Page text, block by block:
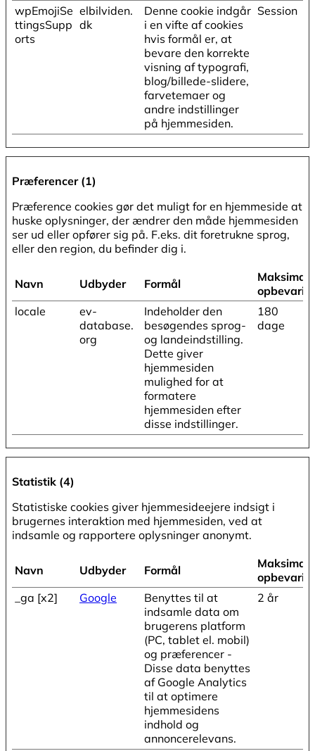
wpEmojiSe
ttingsSupp
orts
elbilviden.
dk
Denne cookie indgår
i en vifte af cookies
hvis formål er, at
bevare den korrekte
visning af typografi,
blog/billede-slidere,
farvetemaer og
andre indstillinger
på hjemmesiden.
Session
Præferencer (1)
Præference cookies gør det muligt for en hjemmeside at
huske oplysninger, der ændrer den måde hjemmesiden
ser ud eller opfører sig på. F.eks. dit foretrukne sprog,
eller den region, du befinder dig i.
Navn Udbyder Formål
Maksimal
locale
ev-
database.
org
Indeholder den
besøgendes sprog-
og landeindstilling.
Dette giver
hjemmesiden
mulighed for at
formatere
hjemmesiden efter
disse indstillinger.
180
dage
Statistik (4)
Statistiske cookies giver hjemmesideejere indsigt i
brugernes interaktion med hjemmesiden, ved at
indsamle og rapportere oplysninger anonymt.
Navn Udbyder Formål
Maksimal
_ga [x2]
Google
Benyttes til at
indsamle data om
brugerens platform
(PC, tablet el. mobil)
og præferencer -
Disse data benyttes
af Google Analytics
til at optimere
hjemmesidens
indhold og
annoncerelevans.
2 år